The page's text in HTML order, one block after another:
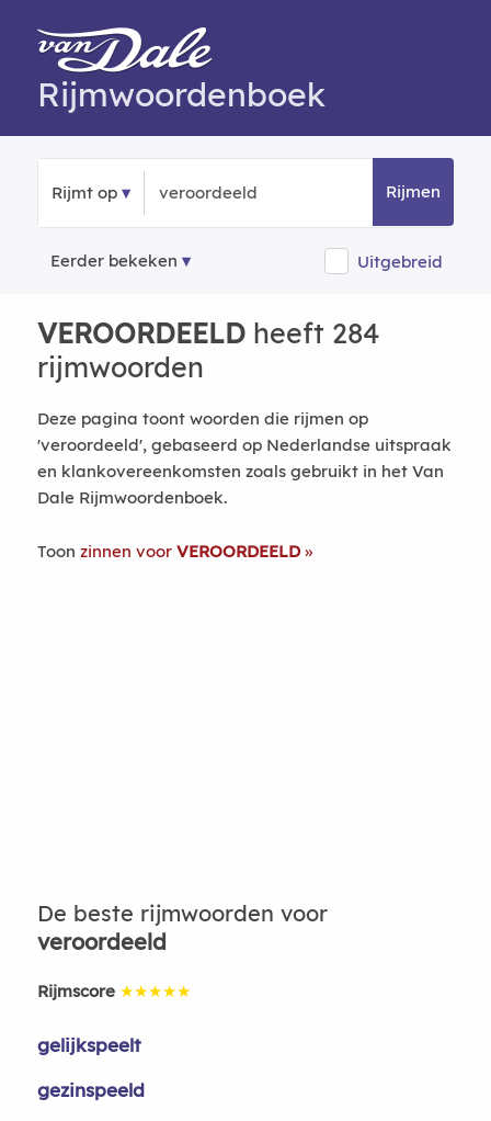
Rijmwoordenboek
Rijmt op Rijmen
Eerder bekeken Uitgebreid
VEROORDEELDheeft 284
rijmwoorden
Deze pagina toont woorden die rijmen op
'veroordeeld', gebaseerd op Nederlandse uitspraak
en klankovereenkomsten zoals gebruikt in het Van
Dale Rijmwoordenboek.
Toon zinnen voor VEROORDEELD
De beste rijmwoorden voor
veroordeeld
Rijmscore ★★★★★
gelijkspeelt
gezinspeeld